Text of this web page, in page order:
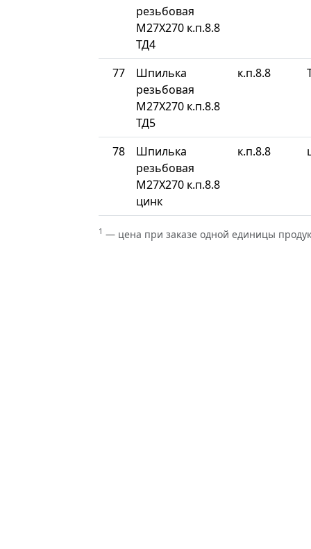
резьбовая
М27Х270 к.п.8.8
ТД4
77
Шпилька
резьбовая
М27Х270 к.п.8.8
ТД5
к.п.8.8
78
Шпилька
резьбовая
М27Х270 к.п.8.8
цинк
к.п.8.8
1 — цена при заказе одной единицы